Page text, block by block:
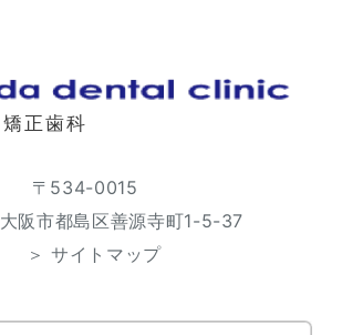
正歯科
〒534-0015
阪市都島区善源寺町1-5-37
＞ サイトマップ